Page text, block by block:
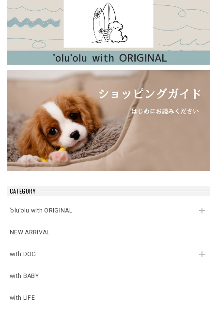
CATEGORY
’olu’olu with ORIGINAL
NEW ARRIVAL
with DOG
with BABY
with LIFE